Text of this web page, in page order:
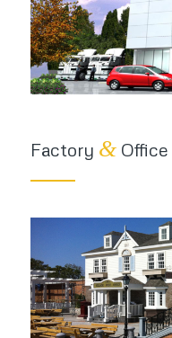
Factory &Office